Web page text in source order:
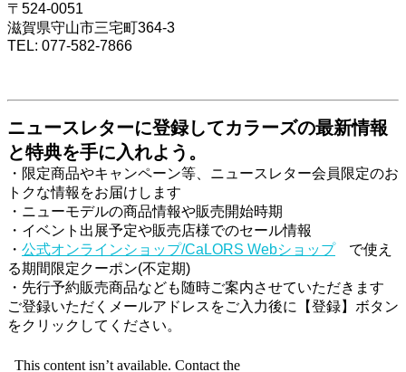
〒524-0051
滋賀県守山市三宅町364-3
TEL: 077-582-7866
ニュースレターに登録してカラーズの最新情報
と特典を手に入れよう。
・限定商品やキャンペーン等、ニュースレター会員限定のお
トクな情報をお届けします
・ニューモデルの商品情報や販売開始時期
・イベント出展予定や販売店様でのセール情報
・ 公式オンラインショップ/CaLORS Webショップ
で使え
る期間限定クーポン(不定期)
・先行予約販売商品なども随時ご案内させていただきます
ご登録いただくメールアドレスをご入力後に【登録】ボタン
をクリックしてください。